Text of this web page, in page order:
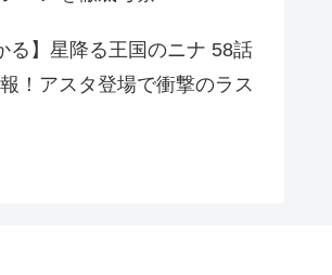
る】星降る王国のニナ 58話
！アスタ登場で衝撃のラス